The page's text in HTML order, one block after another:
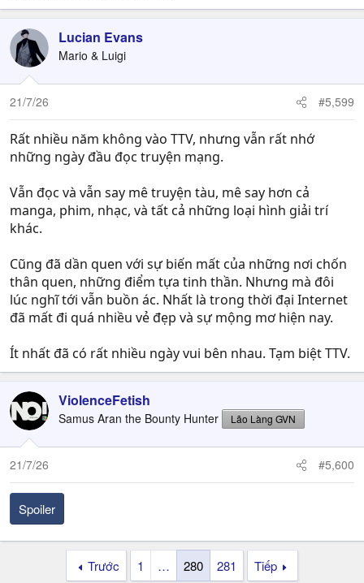
Lucian Evans
Mario & Luigi
21/7/26 #5,599
Rất nhiều năm không vào TTV, nhưng vẫn rất nhớ
những ngày đầu đọc truyện mạng.
Vẫn đọc và vẫn say mê truyện tàu, mê say hơn cả
manga, phim, nhạc, và tất cả những loại hình giải trí
khác.
Cũng đã dần quen với sự biến mất của những nơi chốn
thân quen, những điểm tựa tinh thần. Nhưng mà đôi
lúc nghĩ tới vẫn buồn ác. Nhất là trong thời đại Internet
đã mất đi quá nhiều vẻ đẹp và sự mộng mơ hiện nay.
Ít nhất đã có rất nhiều ngày vui bên nhau. Tạm biệt TTV.
ViolenceFetish
Samus Aran the Bounty Hunter Lão Làng GVN
21/7/26 #5,600
Spoiler
Trước 1 … 280 281 Tiếp